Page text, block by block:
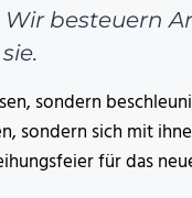
besteuern
sondern
sondern sich mit
für das